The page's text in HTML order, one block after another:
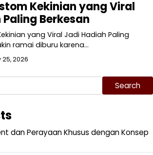
Kekinian yang Viral
Berkesan
yang Viral Jadi Hadiah Paling
ramai diburu karena…
25, 2026
Search
dan Perayaan Khusus dengan Konsep